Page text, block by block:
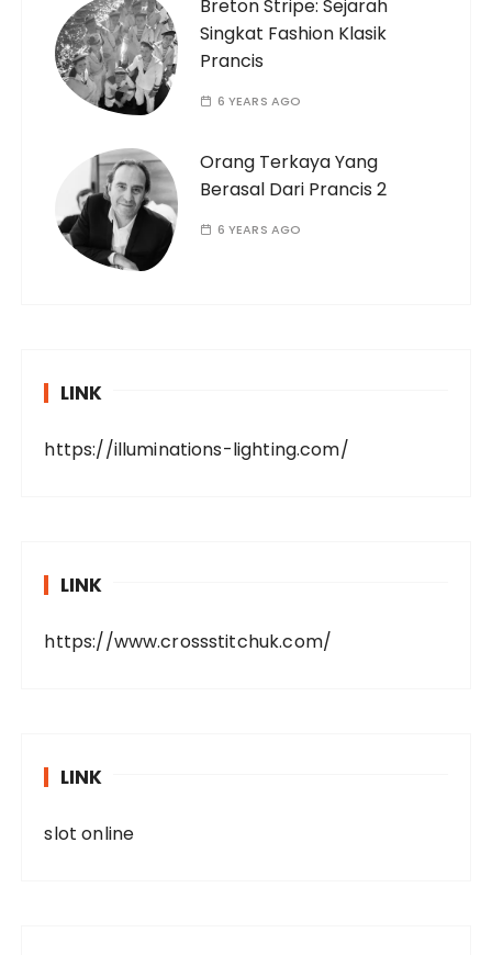
Breton Stripe: Sejarah
Singkat Fashion Klasik
Prancis
6 YEARS AGO
Orang Terkaya Yang
Berasal Dari Prancis 2
6 YEARS AGO
LINK
https://illuminations-lighting.com/
LINK
https://www.crossstitchuk.com/
LINK
slot online